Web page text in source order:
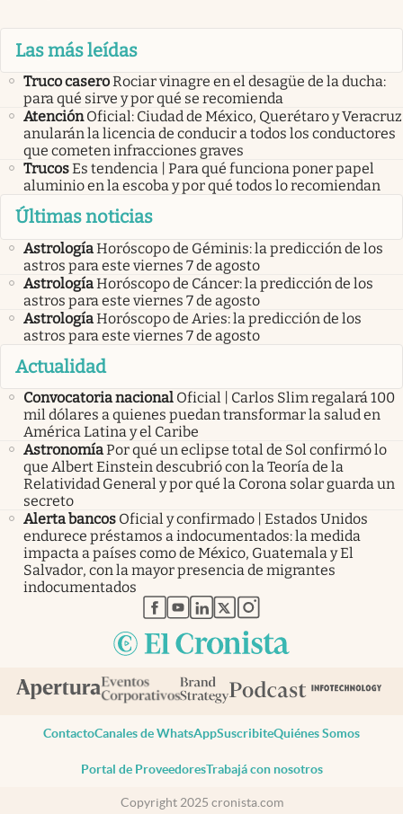
Las más leídas
Truco caseroRociar vinagre en el desagüe de la ducha:
para qué sirve y por qué se recomienda
Atención Oficial: Ciudad de México, Querétaro y Veracruz
anularán la licencia de conducir a todos los conductores
que cometen infracciones graves
TrucosEs tendencia | Para qué funciona poner papel
aluminio en la escoba y por qué todos lo recomiendan
Últimas noticias
AstrologíaHoróscopo de Géminis: la predicción de los
astros para este viernes 7 de agosto
AstrologíaHoróscopo de Cáncer: la predicción de los
astros para este viernes 7 de agosto
AstrologíaHoróscopo de Aries: la predicción de los
astros para este viernes 7 de agosto
Actualidad
Convocatoria nacional Oficial | Carlos Slim regalará 100
mil dólares a quienes puedan transformar la salud en
América Latina y el Caribe
AstronomíaPor qué un eclipse total de Sol confirmó lo
que Albert Einstein descubrió con la Teoría de la
Relatividad General y por qué la Corona solar guarda un
secreto
Alerta bancos Oficial y confirmado | Estados Unidos
endurece préstamos a indocumentados: la medida
impacta a países como de México, Guatemala y El
Salvador, con la mayor presencia de migrantes
indocumentados
abre en nueva pestaña
abre en nueva pestaña
abre en nueva pestaña
abre en nueva pestaña
abre en nueva pestaña
ContactoCanales de WhatsAppSuscribiteQuiénes Somos
Portal de ProveedoresTrabajá con nosotros
Copyright 2025 cronista.com